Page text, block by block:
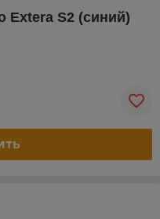
Extera S2 (синий)